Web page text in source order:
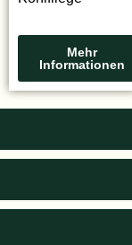
Mehr
Informationen